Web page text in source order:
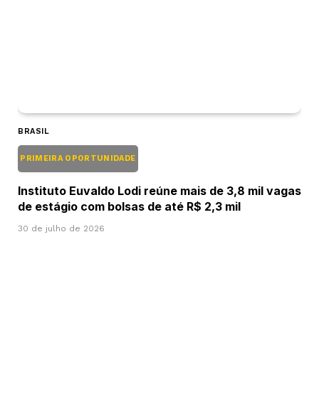
BRASIL
PRIMEIRA OPORTUNIDADE
Instituto Euvaldo Lodi reúne mais de 3,8 mil vagas
de estágio com bolsas de até R$ 2,3 mil
30 de julho de 2026